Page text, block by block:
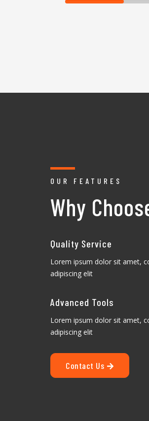
OUR FEATURES
Why
Quality Service
Lorem ipsum dolor sit amet,
adipiscing elit
Advanced Tools
Lorem ipsum dolor sit amet,
adipiscing elit
Contact Us